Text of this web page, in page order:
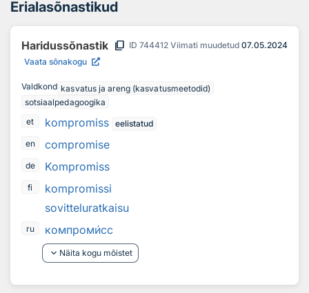
Erialasõnastikud
Haridussõnastik content_copy ID 744412 Viimati muudetud 07.05.2024
Vaata sõnakogu
Valdkond kasvatus ja areng (kasvatusmeetodid)
sotsiaalpedagoogika
et
kompromiss eelistatud
en
compromise
de Kompromiss
fi
kompromissi
sovitteluratkaisu
ru компромисс
keyboard_arrow_down Näita kogu mõistet